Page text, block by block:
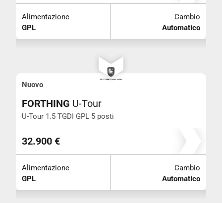
Alimentazione
GPL
Cambio
Automatico
Nuovo
FORTHING U-Tour
U-Tour 1.5 TGDI GPL 5 posti
32.900 €
Alimentazione
GPL
Cambio
Automatico